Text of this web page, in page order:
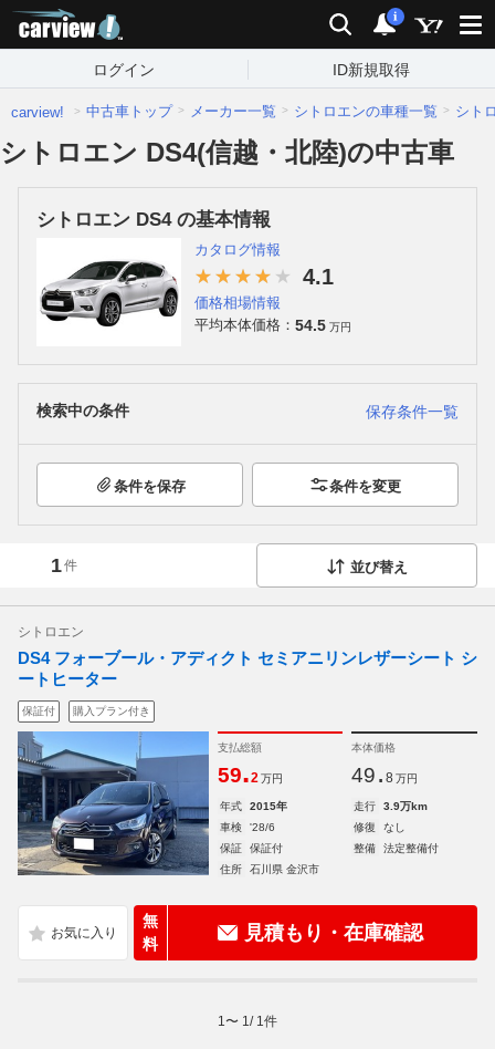
検索 通知
i
ログイン ID新規取得
carview! 中古車トップ メーカー一覧 シトロエンの車種一覧 シト
シトロエン DS4(信越・北陸)の中古車
シトロエン DS4 の基本情報
カタログ情報
4.1
価格相場情報
平均本体価格： 54.5 万円
検索中の条件 保存条件一覧
条件を保存 条件を変更
1件 並び替え
シトロエン
DS4 フォーブール・アディクト セミアニリンレザーシート シ
ートヒーター
保証付 購入プラン付き
支払総額
59.2 万円
本体価格
49. 8 万円
年式 2015年 走行
3.9万km
車検
'28/6 修復
なし
保証
保証付 整備
法定整備付
住所
石川県 金沢市
無
料
見積もり・在庫確認
1 〜 1 / 1 件